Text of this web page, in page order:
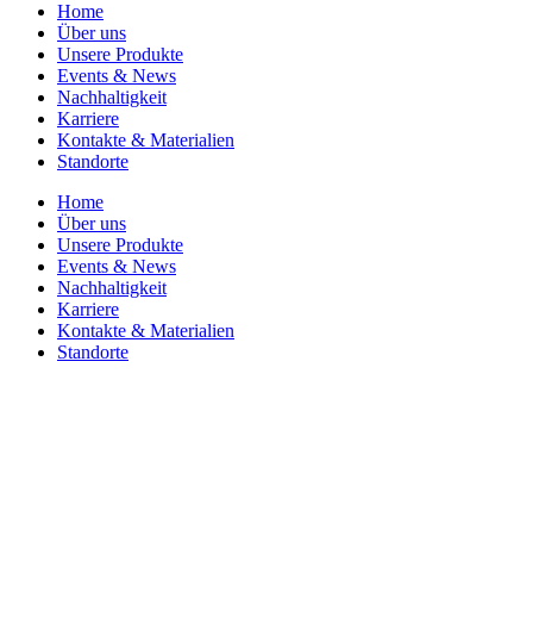
Home
Über uns
Unsere Produkte
Events & News
Nachhaltigkeit
Karriere
Kontakte & Materialien
Standorte
Home
Über uns
Unsere Produkte
Events & News
Nachhaltigkeit
Karriere
Kontakte & Materialien
Standorte